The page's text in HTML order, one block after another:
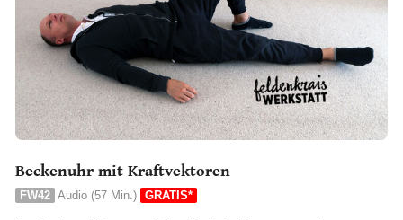
Beckenuhr mit Kraftvektoren
FW42 Audio (57 Min.) GRATIS*